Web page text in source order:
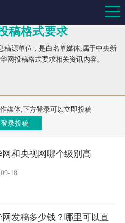
稿格式要求
稿源单位，是白名单媒体,属于中央新
网投稿格式要求相关资讯内容。
媒体,下方登录可以立即投稿
登录投稿
网和央视网哪个级别高
18
网发稿多少钱？哪里可以直